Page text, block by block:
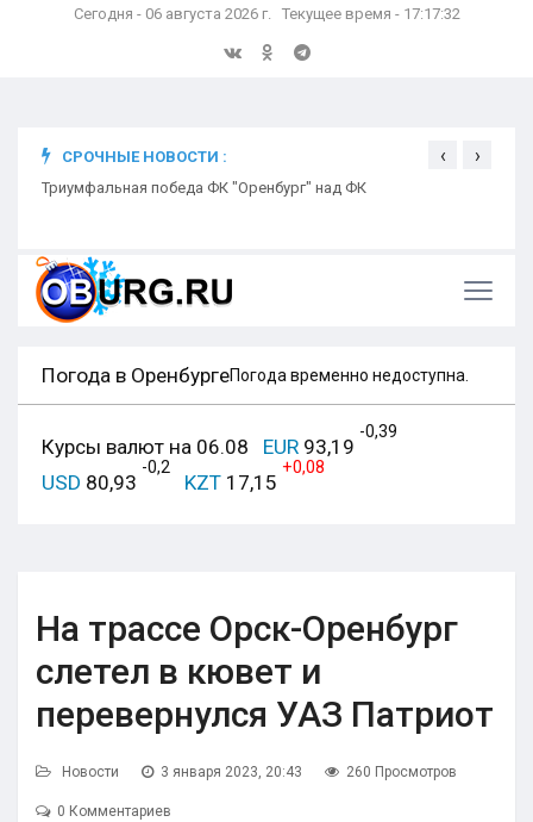
Сегодня - 06 августа 2026 г. Текущее время - 17:17:33
СРОЧНЫЕ НОВОСТИ :
Триумфальная победа ФК "Оренбург" над ФК
‹ ›
Погода в ОренбургеПогода временно недоступна.
Курсы валют на 06.08 EUR 93,19
-0,39
USD 80,93
-0,2
KZT 17,15
+0,08
На трассе Орск-Оренбург
слетел в кювет и
перевернулся УАЗ Патриот
Новости 3 января 2023, 20:43 260 Просмотров
0 Комментариев